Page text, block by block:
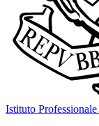
Istituto Professionale